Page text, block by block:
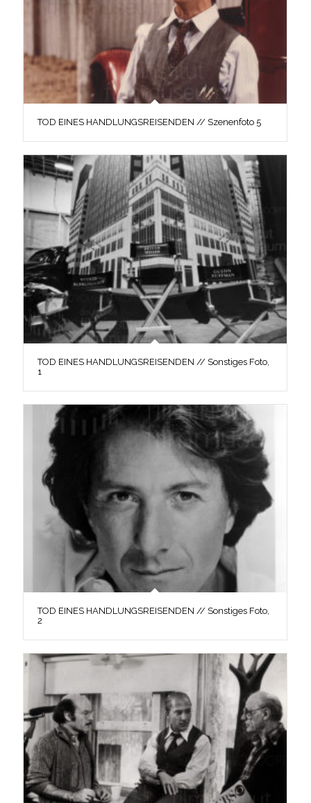
TOD EINES HANDLUNGSREISENDEN // Szenenfoto 5
TOD EINES HANDLUNGSREISENDEN // Sonstiges Foto,
1
TOD EINES HANDLUNGSREISENDEN // Sonstiges Foto,
2